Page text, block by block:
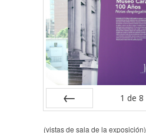
1 de 8
(vistas de sala de la exposición)